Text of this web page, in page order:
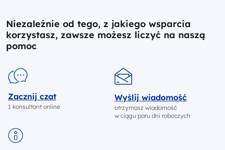
Niezależnie od tego, z jakiego wsparcia
korzystasz, zawsze możesz liczyć na naszą
pomoc
Wyślij wiadomość
otrzymasz wiadomość
w ciągu paru dni roboczych
Zacznij czat
1 konsultant online